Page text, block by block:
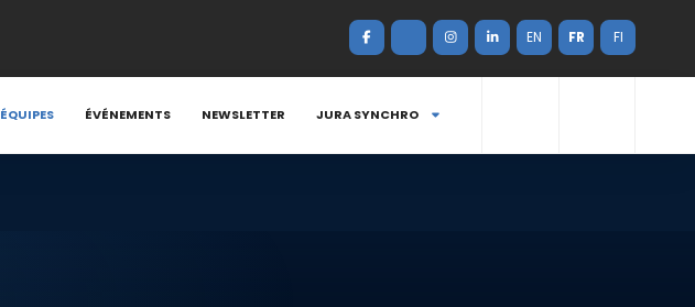
EN FR FI
ÉQUIPES ÉVÉNEMENTS NEWSLETTER JURA SYNCHRO